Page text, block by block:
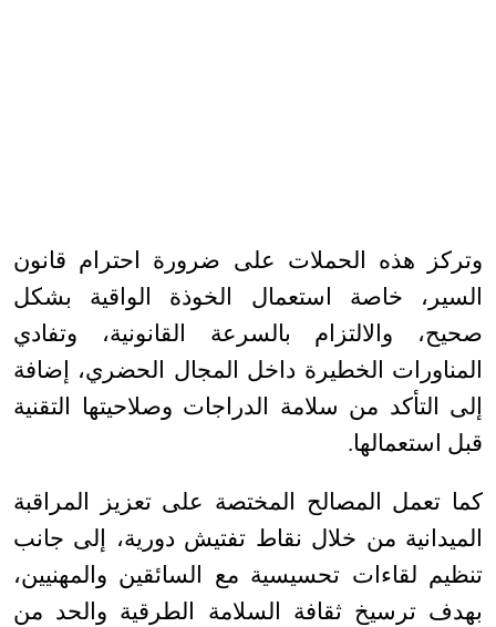
وتركز هذه الحملات على ضرورة احترام قانون
السير، خاصة استعمال الخوذة الواقية بشكل
صحيح، والالتزام بالسرعة القانونية، وتفادي
المناورات الخطيرة داخل المجال الحضري، إضافة
إلى التأكد من سلامة الدراجات وصلاحيتها التقنية
قبل استعمالها.
كما تعمل المصالح المختصة على تعزيز المراقبة
الميدانية من خلال نقاط تفتيش دورية، إلى جانب
تنظيم لقاءات تحسيسية مع السائقين والمهنيين،
بهدف ترسيخ ثقافة السلامة الطرقية والحد من